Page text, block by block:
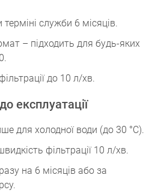
служби 6 місяців.
– підходить для будь-яких
до 10 л/хв.
експлуатації
для холодної води (до 30 °C).
фільтрації 10 л/хв.
на 6 місяців або за